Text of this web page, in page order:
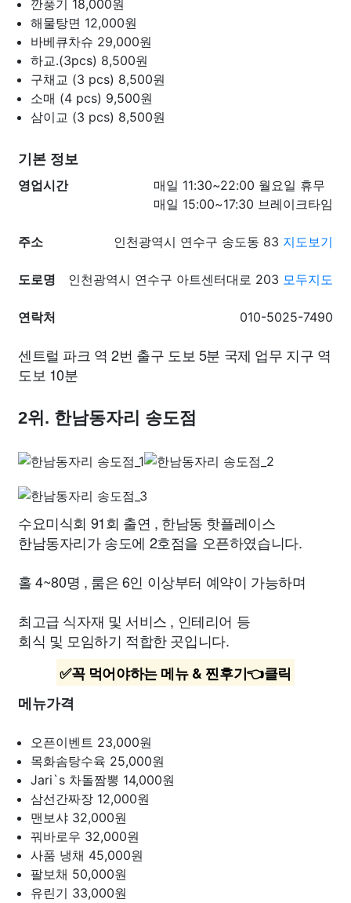
깐풍기 18,000원
해물탕면 12,000원
바베큐차슈 29,000원
하교.(3pcs) 8,500원
구채교 (3 pcs) 8,500원
소매 (4 pcs) 9,500원
삼이교 (3 pcs) 8,500원
기본 정보
영업시간
매일 11:30~22:00 월요일 휴무
매일 15:00~17:30 브레이크타임
주소 인천광역시 연수구 송도동 83 지도보기
도로명 인천광역시 연수구 아트센터대로 203 모두지도
연락처 010-5025-7490
센트럴 파크 역 2번 출구 도보 5분 국제 업무 지구 역
도보 10분
2위. 한남동자리 송도점
수요미식회 91회 출연 , 한남동 핫플레이스
한남동자리가 송도에 2호점을 오픈하였습니다.
홀 4~80명 , 룸은 6인 이상부터 예약이 가능하며
최고급 식자재 및 서비스 , 인테리어 등
회식 및 모임하기 적합한 곳입니다.
✅꼭 먹어야하는 메뉴 & 찐후기👈클릭
메뉴가격
오픈이벤트 23,000원
목화솜탕수육 25,000원
Jari`s 차돌짬뽕 14,000원
삼선간짜장 12,000원
맨보샤 32,000원
꿔바로우 32,000원
사품 냉채 45,000원
팔보채 50,000원
유린기 33,000원